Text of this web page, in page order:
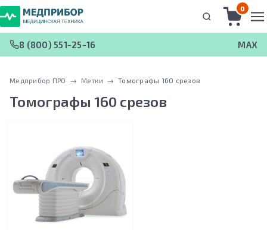
0
8 (800) 551-25-16 MAX
Медприбор ПРО → Метки → Томографы 160 срезов
Томографы 160 срезов